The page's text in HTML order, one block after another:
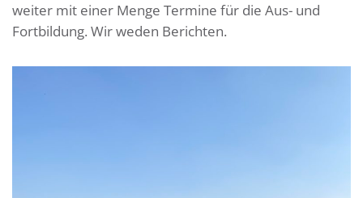
weiter mit einer Menge Termine für die Aus- und
Fortbildung. Wir weden Berichten.